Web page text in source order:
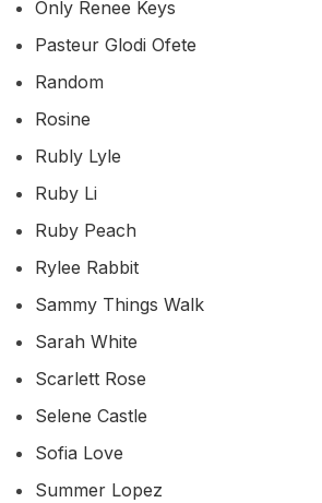
Only Renee Keys
Pasteur Glodi Ofete
Random
Rosine
Rubly Lyle
Ruby Li
Ruby Peach
Rylee Rabbit
Sammy Things Walk
Sarah White
Scarlett Rose
Selene Castle
Sofia Love
Summer Lopez